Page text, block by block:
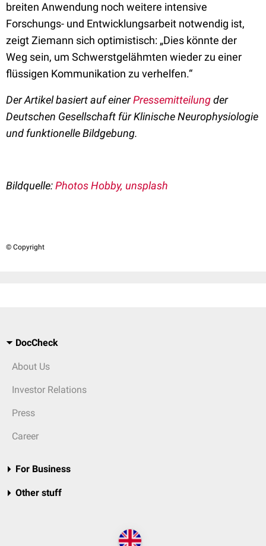
breiten Anwendung noch weitere intensive
Forschungs- und Entwicklungsarbeit notwendig ist,
zeigt Ziemann sich optimistisch: „Dies könnte der
Weg sein, um Schwerstgelähmten wieder zu einer
flüssigen Kommunikation zu verhelfen.“
Der Artikel basiert auf einerPressemitteilungder
Deutschen Gesellschaft für Klinische Neurophysiologie
und funktionelle Bildgebung.
Bildquelle:Photos Hobby, unsplash
© Copyright
DocCheck
About Us
Investor Relations
Press
Career
For Business
Other stuff